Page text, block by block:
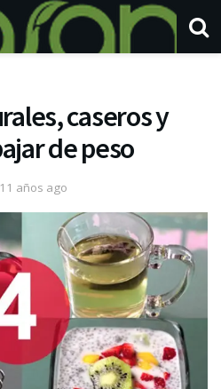
caseros y
de peso
11 años ago